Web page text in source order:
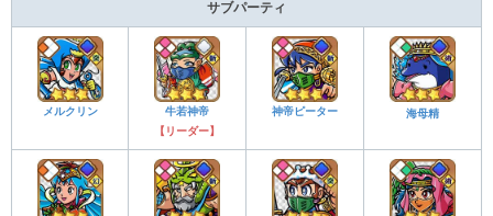
サブパーティ
メルクリン
牛若神帝
【リーダー】
神帝ピーター 海母精